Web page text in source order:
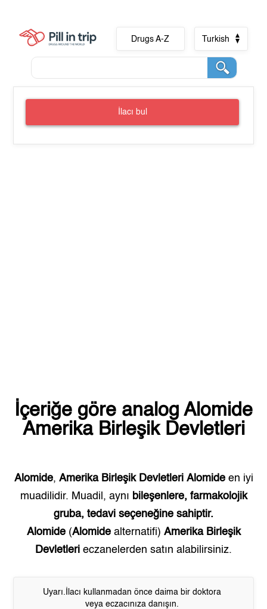
Drugs A-Z Turkish
İlacı bul
İçeriğe göre analog Alomide
Amerika Birleşik Devletleri
Alomide, Amerika Birleşik Devletleri Alomideen iyi
muadilidir. Muadil, aynı bileşenlere, farmakolojik
gruba, tedavi seçeneğine sahiptir.
Alomide(Alomidealternatifi) Amerika Birleşik
Devletleri eczanelerden satın alabilirsiniz.
Uyarı.İlacı kullanmadan önce daima bir doktora
veya eczacınıza danışın.